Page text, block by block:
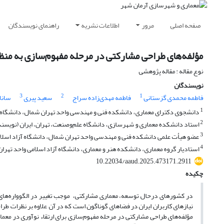
صفحه اصلی مرور اطلاعات نشریه راهنمای نویسندگان
مؤلفه‌های طراحی مشارکتی در مرحله مفهوم‌سازی به
نوع مقاله : مقاله پژوهشی
نویسندگان
فاطمه محمدی گزستانی1 فاطمه مهدی‌‌زاده سراج 2 سعید پیری3
1 دانشجوی دکترای معماری، دانشکده فنی و مهندسی واحد تهران شمال، دانشگاه
2استاد دانشکده معماری و شهرسازی، دانشگاه علم‌وصنعت، تهران، ایران
3عضو هیأت علمی دانشکده فنی و مهندسی واحد تهران شمال، دانشگاه آزاد
4استادیار گروه معماری، دانشکده هنر و معماری، دانشگاه آزاد اسلامی واحد
10.22034/aaud.2025.473171.2911
چکیده
در کشورهای درحال توسعه، معماری مشارکتی، موجب تغییر در
مؤلفه‌های طراحی مشارکتی در مرحله مفهوم‌سازی برای ارتقاء نوآوری در